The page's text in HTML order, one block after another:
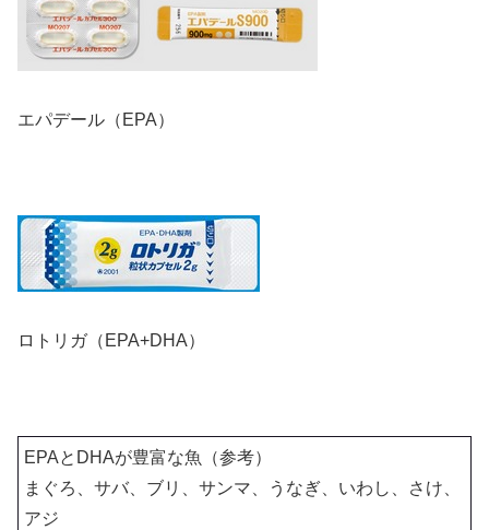
エパデール（EPA）
ロトリガ（EPA+DHA）
EPAとDHAが豊富な魚（参考）
まぐろ、サバ、ブリ、サンマ、うなぎ、いわし、さけ、
アジ